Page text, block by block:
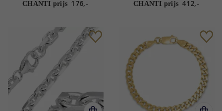
CHANTI prijs 176,- CHANTI prijs 412,-